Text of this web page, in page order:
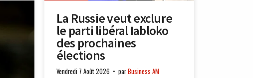
La Russie veut exclure
le parti libéral Iabloko
des prochaines
élections
Vendredi 7 Août 2026 parBusiness AM